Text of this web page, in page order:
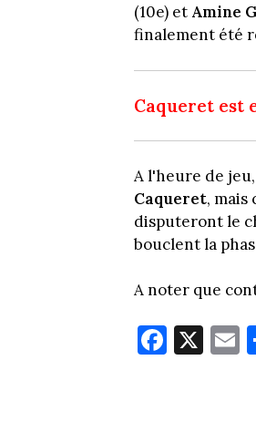
(10e) et Amine
finalement été
Caqueret est
A l'heure de
Caqueret, mais
disputeront le
bouclent la
A noter que
Fa
ce
X E